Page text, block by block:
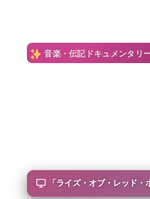
音楽・伝記ドキュメンタリ
「 ライズ・オブ・レッド